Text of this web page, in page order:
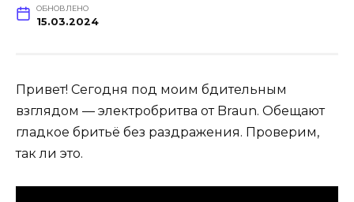
ОБНОВЛЕНО
15.03.2024
Привет! Сегодня под моим бдительным
взглядом — электробритва от Braun. Обещают
гладкое бритьё без раздражения. Проверим,
так ли это.